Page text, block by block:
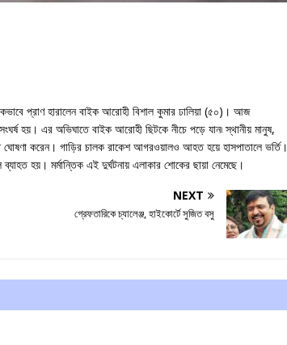
প্রাণ হারালেন বাইক আরোহী বিশাল কুমার ঢালিয়া (৫০)। আজ
হয়। এর অভিঘাতে বাইক আরোহী ছিটকে নীচে পড়ে যান৷ স্থানীয় মানুষ,
ঘোষণা করেন। গাড়ির চালক রাকেশ আগরওয়ালও আহত হয়ে হাসপাতালে ভর্তি।
হয়। মর্মান্তিক এই দুর্ঘটনায় এলাকার শোকের ছায়া নেমেছে।
NEXT
গ্রেফতারিকে চ্যালেঞ্জ, হাইকোর্টে সুজিত বসু